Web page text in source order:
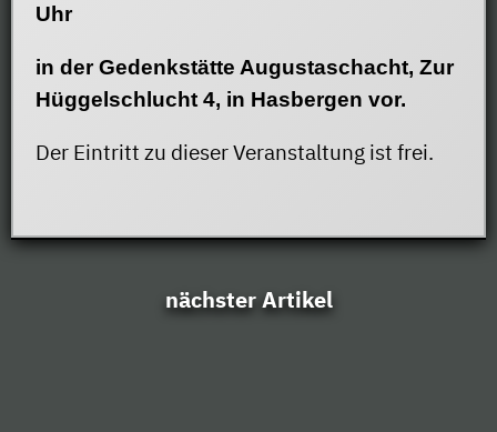
Uhr
in der Gedenkstätte Augustaschacht, Zur
Hüggelschlucht 4, in Hasbergen vor.
Der Eintritt zu dieser Veranstaltung ist frei.
nächster Artikel